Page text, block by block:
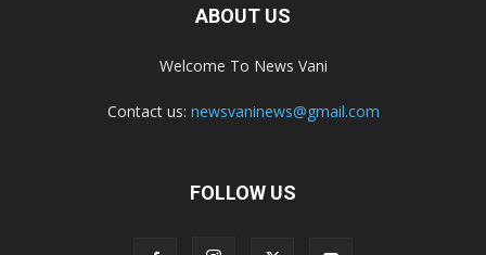
ABOUT US
Welcome To News Vani
Contact us: newsvaninews@gmail.com
FOLLOW US